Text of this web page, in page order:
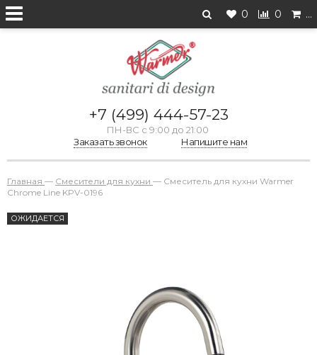
0 0 …
+7 (499) 444-57-23
ПН-ВС с 9:00 до 21:00
Заказать звонок
Напишите нам
Главная — Смесители для кухни — Смеситель для кухни Warmer
Chrome Line KPV-0196
ОЖИДАЕТСЯ